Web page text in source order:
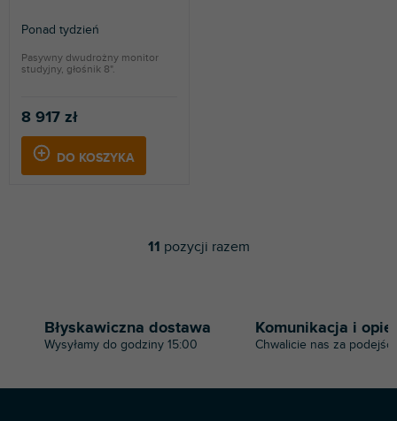
Ponad tydzień
8 917 zł
DO KOSZYKA
Pasywny dwudrożny monitor
studyjny, głośnik 8".
K
r
o
i
11 pozycji razem
Błyskawiczna dostawa
Wysyłamy do godziny 15:00
Komunikacja i
Chwalicie nas za